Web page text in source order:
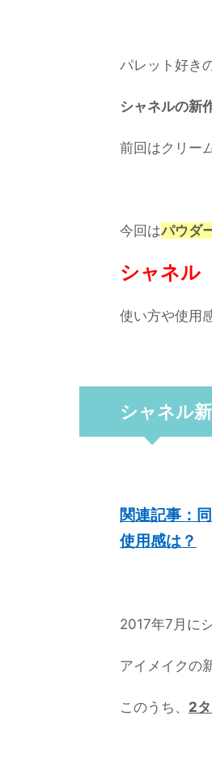
パレット好き
シャネルの新
前回はクリー
今回はパウダ
シャネル
使い方や使用
シャネル
関連記事：
使用感は？
2017年7月に
アイメイクの
このうち、 2